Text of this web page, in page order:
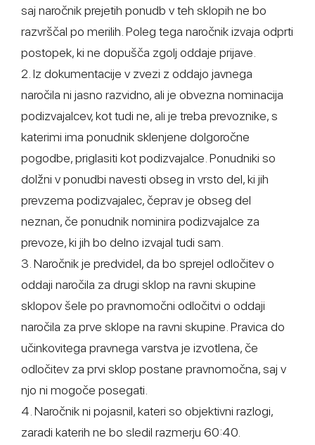
saj naročnik prejetih ponudb v teh sklopih ne bo
razvrščal po merilih. Poleg tega naročnik izvaja odprti
postopek, ki ne dopušča zgolj oddaje prijave.
2. Iz dokumentacije v zvezi z oddajo javnega
naročila ni jasno razvidno, ali je obvezna nominacija
podizvajalcev, kot tudi ne, ali je treba prevoznike, s
katerimi ima ponudnik sklenjene dolgoročne
pogodbe, priglasiti kot podizvajalce. Ponudniki so
dolžni v ponudbi navesti obseg in vrsto del, ki jih
prevzema podizvajalec, čeprav je obseg del
neznan, če ponudnik nominira podizvajalce za
prevoze, ki jih bo delno izvajal tudi sam.
3. Naročnik je predvidel, da bo sprejel odločitev o
oddaji naročila za drugi sklop na ravni skupine
sklopov šele po pravnomočni odločitvi o oddaji
naročila za prve sklope na ravni skupine. Pravica do
učinkovitega pravnega varstva je izvotlena, če
odločitev za prvi sklop postane pravnomočna, saj v
njo ni mogoče posegati.
4. Naročnik ni pojasnil, kateri so objektivni razlogi,
zaradi katerih ne bo sledil razmerju 60:40.